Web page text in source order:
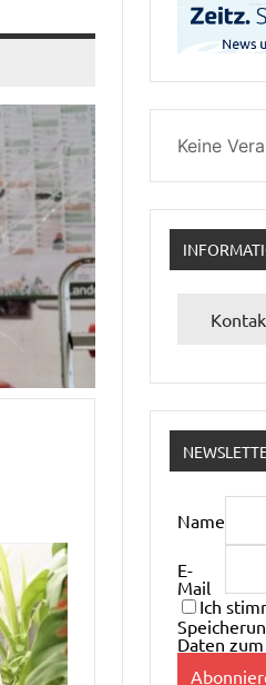
Keine
Name
E-
Mail
Ich
Daten